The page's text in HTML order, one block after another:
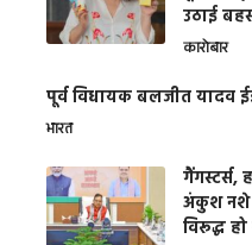
उठाई
कारोबार
पूर्व विधायक बलजीत यादव
भारत
गैंगस्टर्स,
अंकुश नशे
विरूद्ध